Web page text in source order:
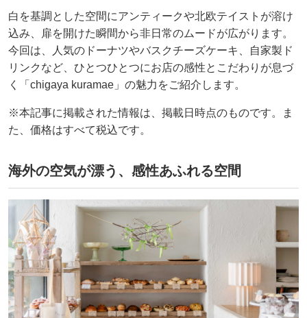
白を基調とした空間にアンティークや北欧テイストが溶け
込み、扉を開けた瞬間から非日常のムードが広がります。
今回は、人気のドーナツやバスクチーズケーキ、自家製ド
リンクなど、ひとつひとつにお店の感性とこだわりが息づ
く「chigaya kuramae」の魅力をご紹介します。
※本記事に掲載された情報は、掲載日時点のものです。ま
た、価格はすべて税込です。
海外の空気が漂う、感性あふれる空間